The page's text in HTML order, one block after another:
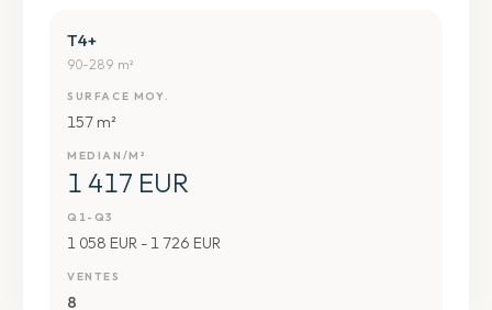
T4+
90-289 m²
SURFACE MOY.
157 m²
MEDIAN/M²
1 417 EUR
Q1-Q3
1 058 EUR - 1 726 EUR
VENTES
8